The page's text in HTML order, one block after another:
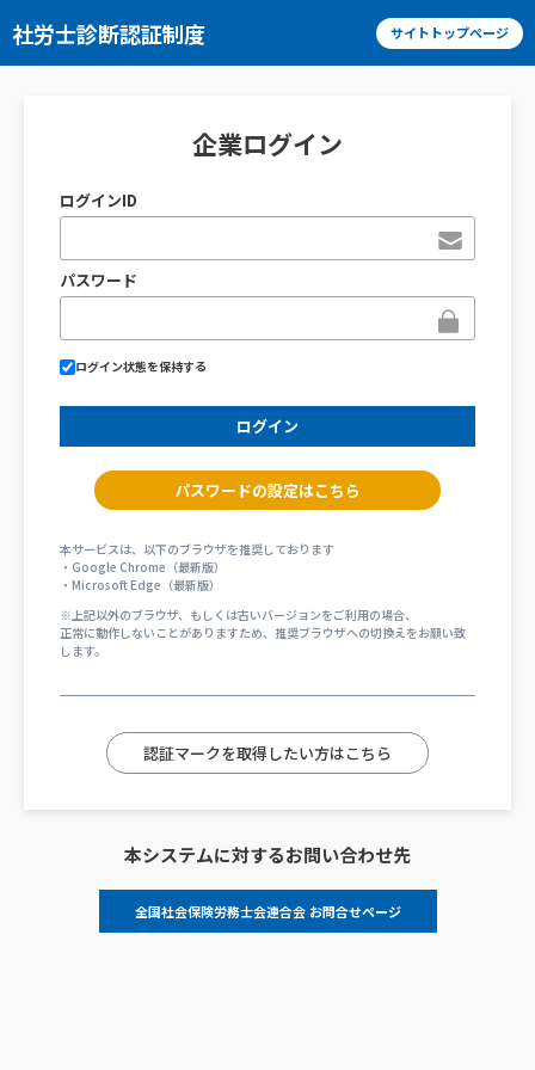
社労士診断認証制度 サイトトップページ
企業ログイン
ログインID
パスワード
ログイン状態を保持する
ログイン
パスワードの設定はこちら
本サービスは、以下のブラウザを推奨しております
・Google Chrome（最新版）
・Microsoft Edge（最新版）
※上記以外のブラウザ、もしくは古いバージョンをご利用の場合、
正常に動作しないことがありますため、推奨ブラウザへの切換えをお願い致
します。
認証マークを取得したい方はこちら
本システムに対するお問い合わせ先
全国社会保険労務士会連合会 お問合せページ